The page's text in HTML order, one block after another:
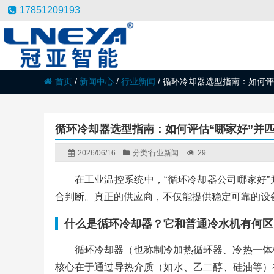
17851209193
首页 / 新闻中心 / 行业新闻 / 循环冷却器选型指南：如何
循环冷却器选型指南：如何评估“哪家好”并
2026/06/16 分类:行业新闻 29
在工业温控系统中，“循环冷却器公司哪家好
合判断。真正的供应商，不仅能提供稳定可靠的
什么是循环冷却器？它和普通冷水机有何
循环冷却器（也称制冷加热循环器、冷热一
核心在于通过导热介质（如水、乙二醇、硅油等